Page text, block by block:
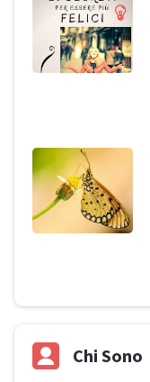
Chi Sono